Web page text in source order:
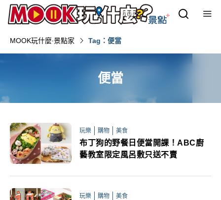
MOOK玩什麼‧景點家 Tag：便當
便當
玩樂 購物 美食
布丁狗的野餐日便當開課！ABC廚
藝教室限定風呂敷只送不賣
玩樂 購物 美食